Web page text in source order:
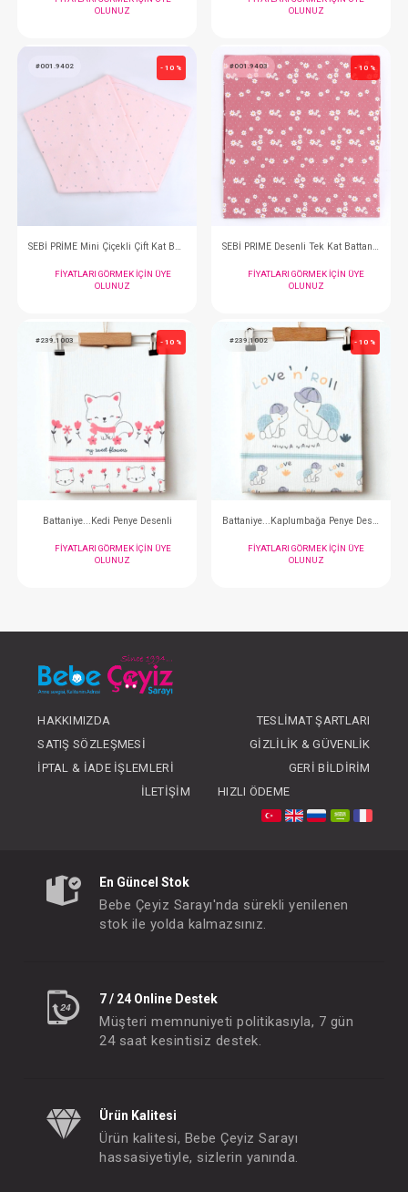
SEBİ PRİME Tavşanlı Battaniye ( Ekru )
FIYATLARI GÖRMEK IÇIN ÜYE
FIYATLARI
OLUNUZ
#001.9406 - 10 %
OLUNUZ
#001.9405
SEBİ PRİME Kalpli Çift
OLUNUZ
Battaniye...Kedi Penye Desenli
HAKKIMIZDA
TESLIMAT ŞARTLARI
SATIŞ SÖZLEŞMESI
GIZLILIK & GÜVENLIK
İPTAL & İADE İŞLEMLERI
GERI BILDIRIM
İLETIŞIM
HIZLI ÖDEME
En Güncel Stok
Bebe Çeyiz Sarayı'nda sürekli yenilenen
stok ile yolda kalmazsınız.
7 / 24 Online Destek
Müşteri memnuniyeti politikasıyla, 7 gün
24 saat kesintisiz destek.
Ürün Kalitesi
Ürün kalitesi, Bebe Çeyiz Sarayı
hassasiyetiyle, sizlerin yanında.